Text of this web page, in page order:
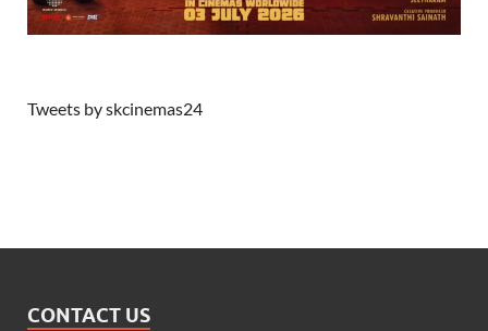
Tweets by skcinemas24
CONTACT US